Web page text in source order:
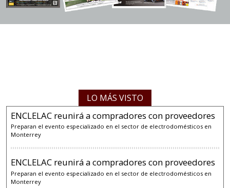
LO MÁS VISTO
ENCLELAC reunirá a compradores con proveedores
Preparan el evento especializado en el sector de electrodomésticos en
Monterrey
ENCLELAC reunirá a compradores con proveedores
Preparan el evento especializado en el sector de electrodomésticos en
Monterrey